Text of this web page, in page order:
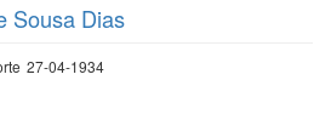
Sousa Dias
27-04-1934